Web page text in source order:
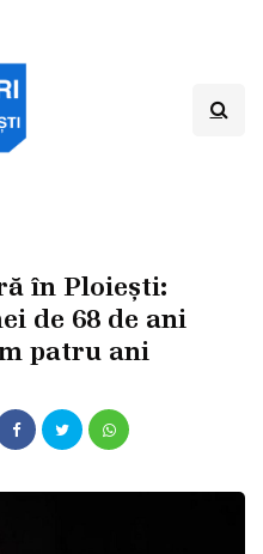
în Ploiești:
de 68 de ani
patru ani